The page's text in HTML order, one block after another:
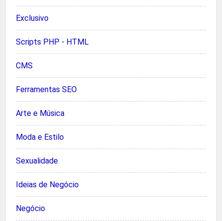
Exclusivo
Scripts PHP - HTML
CMS
Ferramentas SEO
Arte e Música
Moda e Estilo
Sexualidade
Ideias de Negócio
Negócio